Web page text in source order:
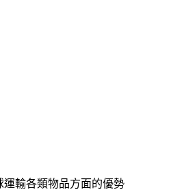
運輸各類物品方面的優勢